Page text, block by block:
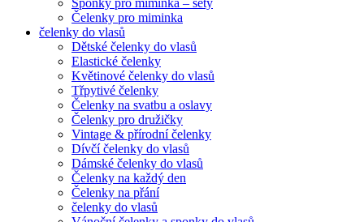
Sponky pro miminka – sety
Čelenky pro miminka
čelenky do vlasů
Dětské čelenky do vlasů
Elastické čelenky
Květinové čelenky do vlasů
Třpytivé čelenky
Čelenky na svatbu a oslavy
Čelenky pro družičky
Vintage & přírodní čelenky
Dívčí čelenky do vlasů
Dámské čelenky do vlasů
Čelenky na každý den
Čelenky na přání
čelenky do vlasů